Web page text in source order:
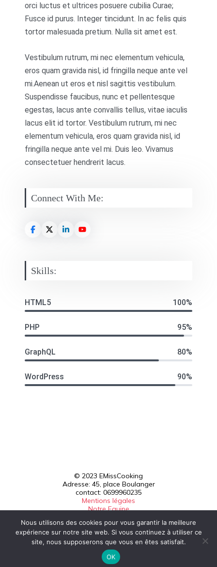
orci luctus et ultrices posuere cubilia Curae;
Fusce id purus. Integer tincidunt. In ac felis quis
tortor malesuada pretium. Nulla sit amet est.
Vestibulum rutrum, mi nec elementum vehicula,
eros quam gravida nisl, id fringilla neque ante vel
mi.Aenean ut eros et nisl sagittis vestibulum.
Suspendisse faucibus, nunc et pellentesque
egestas, lacus ante convallis tellus, vitae iaculis
lacus elit id tortor. Vestibulum rutrum, mi nec
elementum vehicula, eros quam gravida nisl, id
fringilla neque ante vel mi. Duis leo. Vivamus
consectetuer hendrerit lacus.
Connect With Me:
Skills:
HTML5 100%
PHP 95%
GraphQL 80%
WordPress 90%
© 2023 EMissCooking
Adresse: 45, place Boulanger
contact: 0699960235
Mentions légales
Notre Equipe
Blossom PinIt | Développé ByBlossom Themes
.Propulsé
par WordPress.
Nous utilisons des cookies pour vous garantir la meilleure
expérience sur notre site web. Si vous continuez à utiliser ce
site, nous supposerons que vous en êtes satisfait.
OK